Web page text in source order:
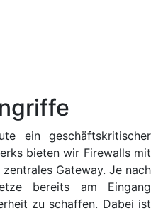
ein geschäftskritischer
bieten wir Firewalls mit
Gateway. Je nach
bereits am Eingang
zu schaffen. Dabei ist